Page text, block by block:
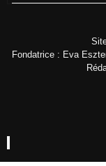
Fondatrice : Eva